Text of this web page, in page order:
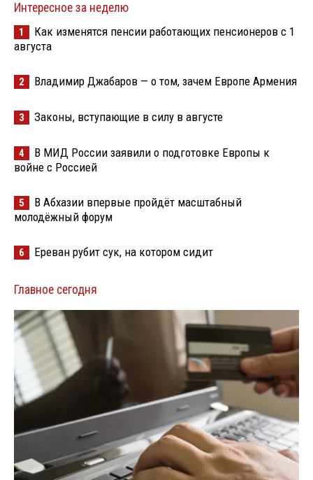
Интересное за неделю
1
Как изменятся пенсии работающих пенсионеров с 1
августа
2 Владимир Джабаров — о том, зачем Европе Армения
3 Законы, вступающие в силу в августе
4
В МИД России заявили о подготовке Европы к
войне с Россией
5
В Абхазии впервые пройдёт масштабный
молодёжный форум
6 Ереван рубит сук, на котором сидит
Главное сегодня